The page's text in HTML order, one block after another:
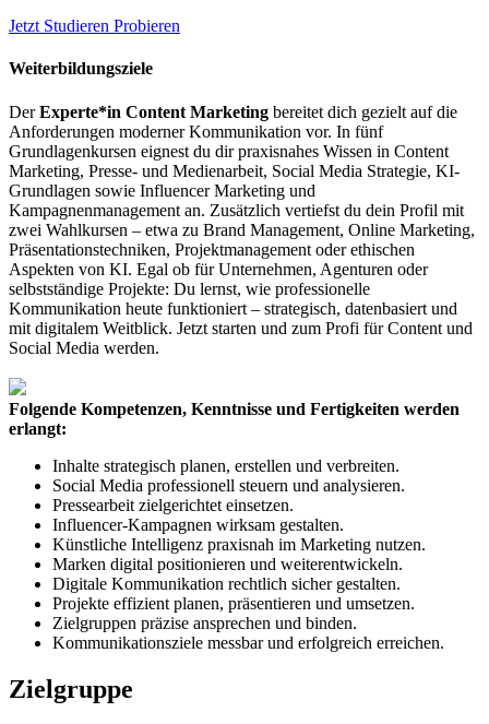
Jetzt Studieren Probieren
Weiterbildungsziele
DerExperte*in Content Marketing bereitet dich gezielt auf die
Anforderungen moderner Kommunikation vor. In fünf
Grundlagenkursen eignest du dir praxisnahes Wissen in Content
Marketing, Presse- und Medienarbeit, Social Media Strategie, KI-
Grundlagen sowie Influencer Marketing und
Kampagnenmanagement an. Zusätzlich vertiefst du dein Profil mit
zwei Wahlkursen – etwa zu Brand Management, Online Marketing,
Präsentationstechniken, Projektmanagement oder ethischen
Aspekten von KI. Egal ob für Unternehmen, Agenturen oder
selbstständige Projekte: Du lernst, wie professionelle
Kommunikation heute funktioniert – strategisch, datenbasiert und
mit digitalem Weitblick. Jetzt starten und zum Profi für Content und
Social Media werden.
Folgende Kompetenzen, Kenntnisse und Fertigkeiten werden
erlangt:
Inhalte strategisch planen, erstellen und verbreiten.
Social Media professionell steuern und analysieren.
Pressearbeit zielgerichtet einsetzen.
Influencer-Kampagnen wirksam gestalten.
Künstliche Intelligenz praxisnah im Marketing nutzen.
Marken digital positionieren und weiterentwickeln.
Digitale Kommunikation rechtlich sicher gestalten.
Projekte effizient planen, präsentieren und umsetzen.
Zielgruppen präzise ansprechen und binden.
Kommunikationsziele messbar und erfolgreich erreichen.
Zielgruppe